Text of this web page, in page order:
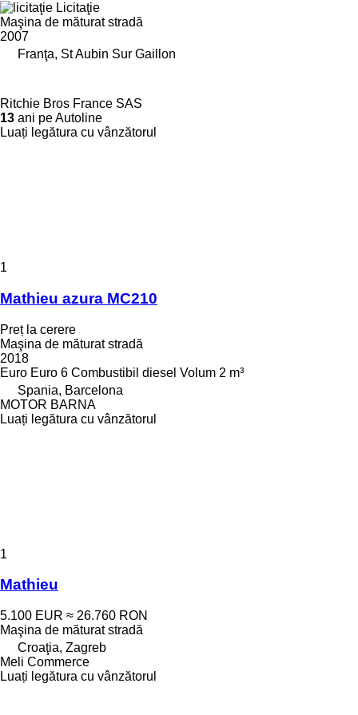
Licitaţie
Maşina de măturat stradă
2007
Franţa, St Aubin Sur Gaillon
Ritchie Bros France SAS
13 ani pe Autoline
Luați legătura cu vânzătorul
1
Mathieu azura MC210
Preț la cerere
Maşina de măturat stradă
2018
Euro Euro 6 Combustibil diesel Volum 2 m³
Spania, Barcelona
MOTOR BARNA
Luați legătura cu vânzătorul
1
Mathieu
5.100 EUR ≈ 26.760 RON
Maşina de măturat stradă
Croaţia, Zagreb
Meli Commerce
Luați legătura cu vânzătorul